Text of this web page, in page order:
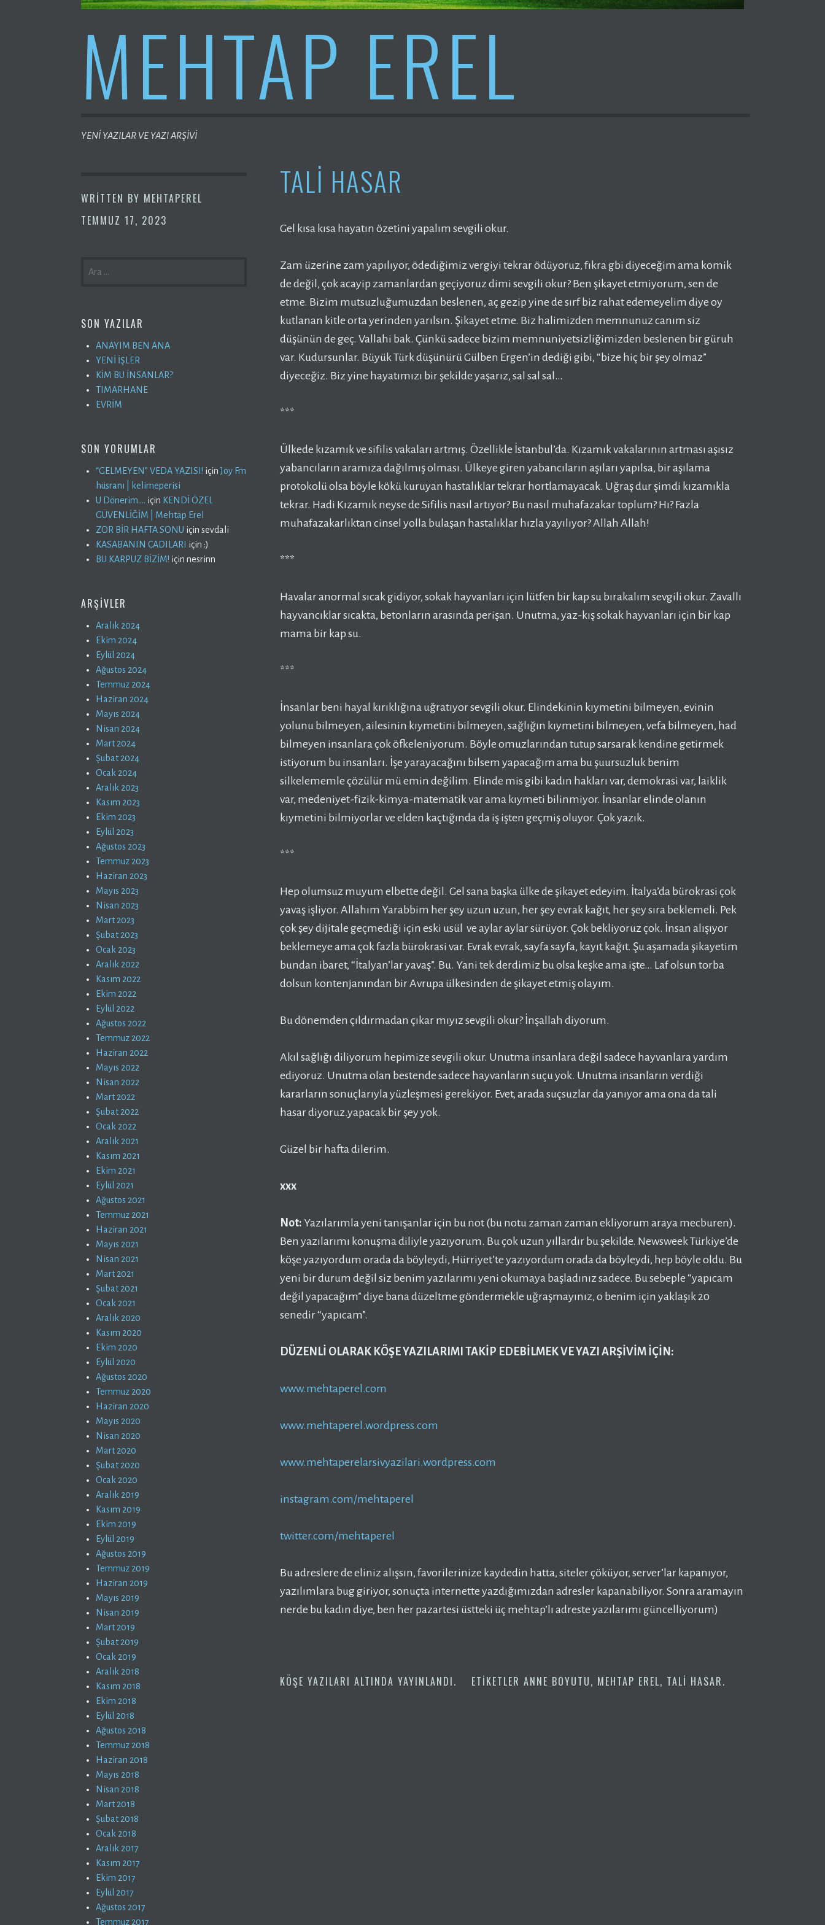
MEHTAP EREL
YENİ YAZILAR VE YAZI ARŞİVİ
WRITTEN BY MEHTAPEREL
TEMMUZ 17, 2023
TALI HASAR
Gel kısa kısa hayatın özetini yapalım sevgili okur.
Zam üzerine zam yapılıyor, ödediğimiz vergiyi tekrar ödüyoruz, fıkra gbi diyeceğim ama komik
de değil, çok acayip zamanlardan geçiyoruz dimi sevgili okur? Ben şikayet etmiyorum, sen de
etme. Bizim mutsuzluğumuzdan beslenen, aç gezip yine de sırf biz rahat edemeyelim diye oy
kutlanan kitle orta yerinden yarılsın. Şikayet etme. Biz halimizden memnunuz canım siz
düşünün de geç. Vallahi bak. Çünkü sadece bizim memnuniyetsizliğimizden beslenen bir güruh
var. Kudursunlar. Büyük Türk düşünürü Gülben Ergen’in dediği gibi, “bize hiç bir şey olmaz”
diyeceğiz. Biz yine hayatımızı bir şekilde yaşarız, sal sal sal…
***
Ülkede kızamık ve sifilis vakaları artmış. Özellikle İstanbul’da. Kızamık vakalarının artması aşısız
yabancıların aramıza dağılmış olması. Ülkeye giren yabancıların aşıları yapılsa, bir aşılama
protokolü olsa böyle kökü kuruyan hastalıklar tekrar hortlamayacak. Uğraş dur şimdi kızamıkla
tekrar. Hadi Kızamık neyse de Sifilis nasıl artıyor? Bu nasıl muhafazakar toplum? Hı? Fazla
muhafazakarlıktan cinsel yolla bulaşan hastalıklar hızla yayılıyor? Allah Allah!
***
Havalar anormal sıcak gidiyor, sokak hayvanları için lütfen bir kap su bırakalım sevgili okur. Zavallı
hayvancıklar sıcakta, betonların arasında perişan. Unutma, yaz-kış sokak hayvanları için bir kap
mama bir kap su.
***
İnsanlar beni hayal kırıklığına uğratıyor sevgili okur. Elindekinin kıymetini bilmeyen, evinin
yolunu bilmeyen, ailesinin kıymetini bilmeyen, sağlığın kıymetini bilmeyen, vefa bilmeyen, had
bilmeyen insanlara çok öfkeleniyorum. Böyle omuzlarından tutup sarsarak kendine getirmek
istiyorum bu insanları. İşe yarayacağını bilsem yapacağım ama bu şuursuzluk benim
silkelememle çözülür mü emin değilim. Elinde mis gibi kadın hakları var, demokrasi var, laiklik
var, medeniyet-fizik-kimya-matematik var ama kıymeti bilinmiyor. İnsanlar elinde olanın
kıymetini bilmiyorlar ve elden kaçtığında da iş işten geçmiş oluyor. Çok yazık.
***
Hep olumsuz muyum elbette değil. Gel sana başka ülke de şikayet edeyim. İtalya’da bürokrasi çok
yavaş işliyor. Allahım Yarabbim her şey uzun uzun, her şey evrak kağıt, her şey sıra beklemeli. Pek
çok şey dijitale geçmediği için eski usül ve aylar aylar sürüyor. Çok bekliyoruz çok. İnsan alışıyor
beklemeye ama çok fazla bürokrasi var. Evrak evrak, sayfa sayfa, kayıt kağıt. Şu aşamada şikayetim
bundan ibaret, “İtalyan’lar yavaş”. Bu. Yani tek derdimiz bu olsa keşke ama işte… Laf olsun torba
dolsun kontenjanından bir Avrupa ülkesinden de şikayet etmiş olayım.
Bu dönemden çıldırmadan çıkar mıyız sevgili okur? İnşallah diyorum.
Akıl sağlığı diliyorum hepimize sevgili okur. Unutma insanlara değil sadece hayvanlara yardım
ediyoruz. Unutma olan bestende sadece hayvanların suçu yok. Unutma insanların verdiği
kararların sonuçlarıyla yüzleşmesi gerekiyor. Evet, arada suçsuzlar da yanıyor ama ona da tali
hasar diyoruz.yapacak bir şey yok.
Güzel bir hafta dilerim.
xxx
Not: Yazılarımla yeni tanışanlar için bu not (bu notu zaman zaman ekliyorum araya mecburen).
Ben yazılarımı konuşma diliyle yazıyorum. Bu çok uzun yıllardır bu şekilde. Newsweek Türkiye’de
köşe yazıyordum orada da böyleydi, Hürriyet’te yazıyordum orada da böyleydi, hep böyle oldu. Bu
yeni bir durum değil siz benim yazılarımı yeni okumaya başladınız sadece. Bu sebeple “yapıcam
değil yapacağım” diye bana düzeltme göndermekle uğraşmayınız, o benim için yaklaşık 20
senedir “yapıcam”.
DÜZENLİ OLARAK KÖŞE YAZILARIMI TAKİP EDEBİLMEK VE YAZI ARŞİVİM İÇİN:
www.mehtaperel.com
www.mehtaperel.wordpress.com
www.mehtaperelarsivyazilari.wordpress.com
instagram.com/mehtaperel
twitter.com/mehtaperel
Bu adreslere de eliniz alışsın, favorilerinize kaydedin hatta, siteler çöküyor, server’lar kapanıyor,
yazılımlara bug giriyor, sonuçta internette yazdığımızdan adresler kapanabiliyor. Sonra aramayın
nerde bu kadın diye, ben her pazartesi üstteki üç mehtap’lı adreste yazılarımı güncelliyorum)
KÖŞE YAZILARI ALTINDA YAYINLANDI. ETIKETLER ANNE BOYUTU, MEHTAP EREL, TALI HASAR.
SON YAZILAR
ANAYIM BEN ANA
YENİ İŞLER
KİM BU İNSANLAR?
TIMARHANE
EVRİM
SON YORUMLAR
“GELMEYEN” VEDA YAZISI! içinJoy Fm
hüsranı | kelimeperisi
U Dönerim…. için KENDİ ÖZEL
GÜVENLİĞİM | Mehtap Erel
ZOR BİR HAFTA SONU için sevdali
KASABANIN CADILARI için :)
BU KARPUZ BİZİM! için nesrinn
ARŞIVLER
Aralık 2024
Ekim 2024
Eylül 2024
Ağustos 2024
Temmuz 2024
Haziran 2024
Mayıs 2024
Nisan 2024
Mart 2024
Şubat 2024
Ocak 2024
Aralık 2023
Kasım 2023
Ekim 2023
Eylül 2023
Ağustos 2023
Temmuz 2023
Haziran 2023
Mayıs 2023
Nisan 2023
Mart 2023
Şubat 2023
Ocak 2023
Aralık 2022
Kasım 2022
Ekim 2022
Eylül 2022
Ağustos 2022
Temmuz 2022
Haziran 2022
Mayıs 2022
Nisan 2022
Mart 2022
Şubat 2022
Ocak 2022
Aralık 2021
Kasım 2021
Ekim 2021
Eylül 2021
Ağustos 2021
Temmuz 2021
Haziran 2021
Mayıs 2021
Nisan 2021
Mart 2021
Şubat 2021
Ocak 2021
Aralık 2020
Kasım 2020
Ekim 2020
Eylül 2020
Ağustos 2020
Temmuz 2020
Haziran 2020
Mayıs 2020
Nisan 2020
Mart 2020
Şubat 2020
Ocak 2020
Aralık 2019
Kasım 2019
Ekim 2019
Eylül 2019
Ağustos 2019
Temmuz 2019
Haziran 2019
Mayıs 2019
Nisan 2019
Mart 2019
Şubat 2019
Ocak 2019
Aralık 2018
Kasım 2018
Ekim 2018
Eylül 2018
Ağustos 2018
Temmuz 2018
Haziran 2018
Mayıs 2018
Nisan 2018
Mart 2018
Şubat 2018
Ocak 2018
Aralık 2017
Kasım 2017
Ekim 2017
Eylül 2017
Ağustos 2017
Temmuz 2017